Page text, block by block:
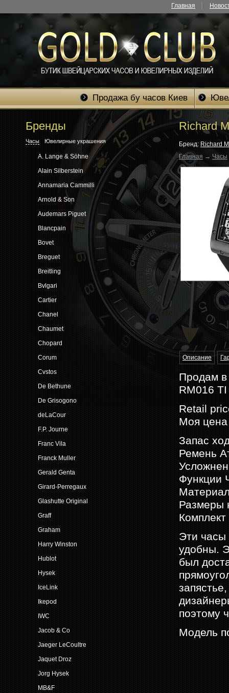
Главная
Продажа бу часов Киев
Бренды
Часы Ювелирные украшения
A. Lange & Söhne
Alain Silberstein
Annamaria Cammilli
Arnold & Son
Audemars Piguet
Blancpain
Bovet
Breguet
Breitling
Bvlgari
Cartier
Chanel
Chaumet
Chopard
Corum
Cvstos
De Bethune
De Grisogono
deLaCour
F.P. Journe
Franc Vila
Franck Muller
Gerald Genta
Girard-Perregaux
Glashutte Original
Graff
Graham
Harry Winston
Hublot
Hysek
IceLink
Ikepod
IWC
Jacob & Co
Jaeger LeCoultre
Jaquet Droz
Jorg Hysek
MB&F
Richard
Бренд: Richard
Главная→Часы
Описание
Продам в
RM016
Retail
Моя
Запас
Ремень
Функции
Размеры
Эти часы
удобны.
был
поэтому
Модель